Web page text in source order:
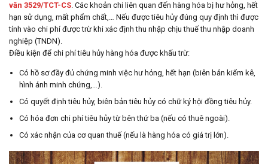
văn 3529/TCT-CS. Các khoản chi liên quan đến hàng hóa bị hư hỏng, hết
hạn sử dụng, mất phẩm chất,… Nếu được tiêu hủy đúng quy định thì được
tính vào chi phí được trừ khi xác định thu nhập chịu thuế thu nhập doanh
nghiệp (TNDN).
Điều kiện để chi phí tiêu hủy hàng hóa được khấu trừ:
Có hồ sơ đầy đủ chứng minh việc hư hỏng, hết hạn (biên bản kiểm kê,
hình ảnh minh chứng,…).
Có quyết định tiêu hủy, biên bản tiêu hủy có chữ ký hội đồng tiêu hủy.
Có hóa đơn chi phí tiêu hủy từ bên thứ ba (nếu có thuê ngoài).
Có xác nhận của cơ quan thuế (nếu là hàng hóa có giá trị lớn).